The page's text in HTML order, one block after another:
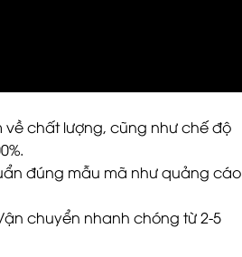
về chất lượng, cũng như chế độ
đúng mẫu mã như quảng cáo
chuyển nhanh chóng từ 2-5